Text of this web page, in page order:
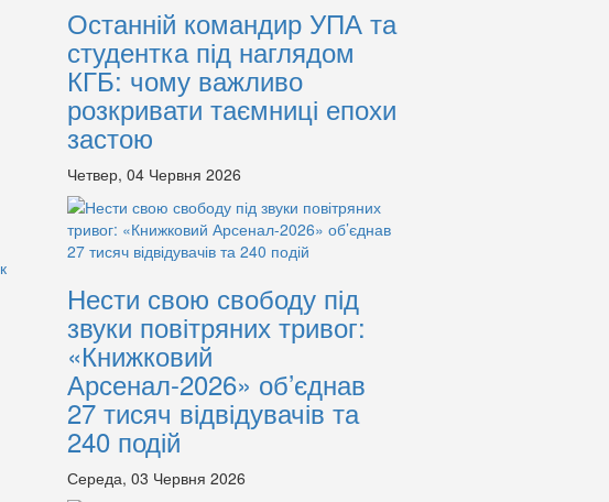
Останній командир УПА та
студентка під наглядом
КГБ: чому важливо
розкривати таємниці епохи
застою
Четвер, 04 Червня 2026
Нести свою свободу під
звуки повітряних тривог:
«Книжковий
Арсенал-2026» об’єднав
27 тисяч відвідувачів та
240 подій
Середа, 03 Червня 2026